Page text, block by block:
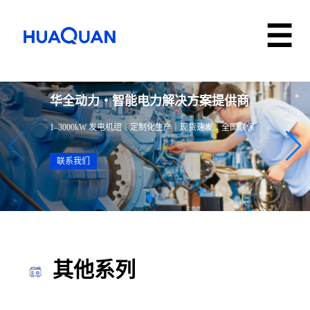
华全动力・智能电力解决方案提供商
1–3000kW 发电机组｜定制化生产｜现货速发｜全国联保
联系我们
其他系列